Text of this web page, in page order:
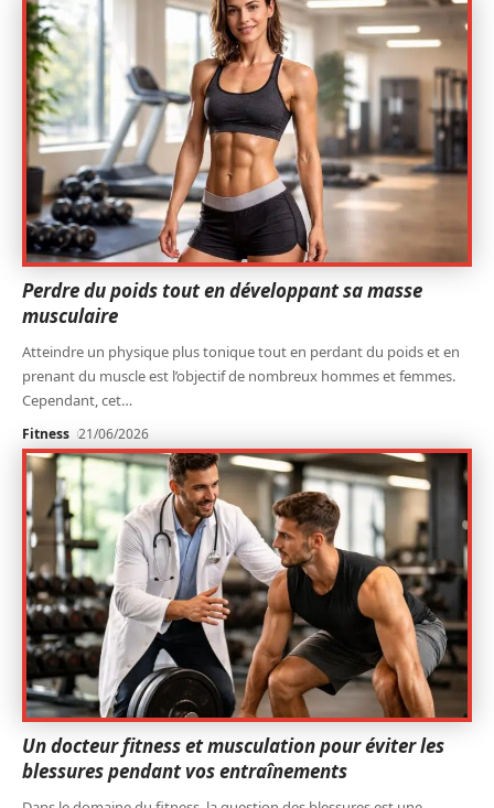
Perdre du poids tout en développant sa masse
musculaire
Atteindre un physique plus tonique tout en perdant du poids et en
prenant du muscle est l’objectif de nombreux hommes et femmes.
Cependant, cet…
Fitness 21/06/2026
Un docteur fitness et musculation pour éviter les
blessures pendant vos entraînements